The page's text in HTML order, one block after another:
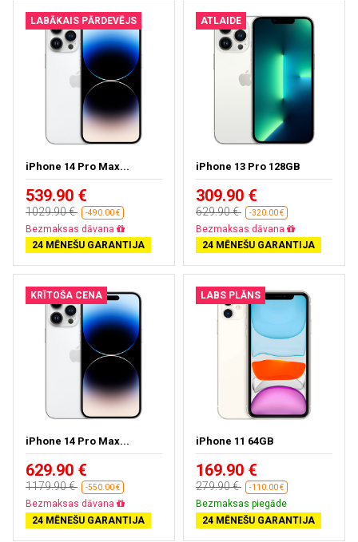
LABĀKAIS PĀRDEVĒJS
iPhone 14 Pro Max...
539.90 €
1029.90 € -490.00 €
Bezmaksas dāvana
24 MĒNEŠU GARANTIJA
ATLAIDE
iPhone 13 Pro 128GB
309.90 €
629.90 € -320.00 €
Bezmaksas dāvana
24 MĒNEŠU GARANTIJA
KRĪTOŠA CENA
iPhone 14 Pro Max...
629.90 €
1179.90 € -550.00 €
Bezmaksas dāvana
24 MĒNEŠU GARANTIJA
LABS PLĀNS
iPhone 11 64GB
169.90 €
279.90 € -110.00 €
Bezmaksas piegāde
24 MĒNEŠU GARANTIJA